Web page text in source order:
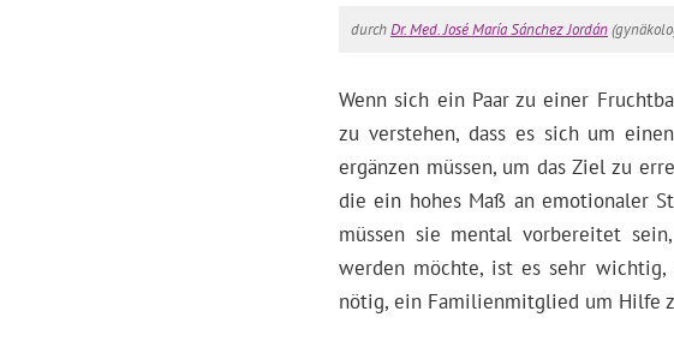
durchDr. Med. José María Sánchez Jordán
Wenn sich ein Paar zu einer
zu verstehen, dass es sich um
ergänzen müssen, um das Ziel zu
die ein hohes Maß an emotionaler
müssen sie mental vorbereitet
werden möchte, ist es sehr
nötig, ein Familienmitglied um Hilfe